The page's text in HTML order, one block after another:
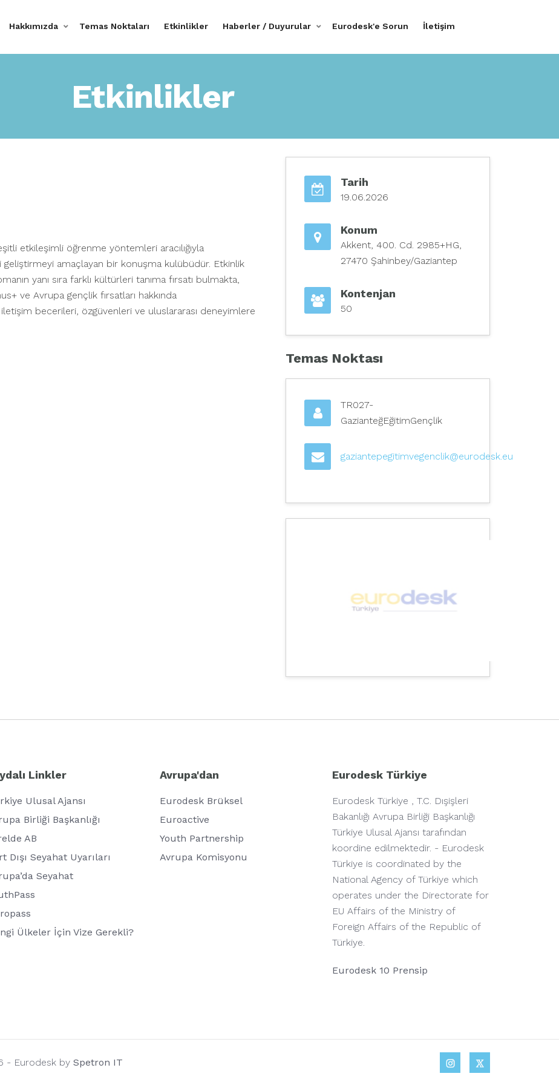
Hakkımızda Temas Noktaları Etkinlikler Haberler / Duyurular Eurodesk'e Sorun İletişim
Etkinlikler
etkileşimli öğrenme yöntemleri aracılığıyla
geliştirmeyi amaçlayan bir konuşma kulübüdür. Etkinlik
yanı sıra farklı kültürleri tanıma fırsatı bulmakta,
ve Avrupa gençlik fırsatları hakkında
iletişim becerileri, özgüvenleri ve uluslararası deneyimlere
Tarih
19.06.2026
Konum
Akkent, 400. Cd. 2985+HG,
27470 Şahinbey/Gaziantep
Kontenjan
50
Temas Noktası
TR027-
GazianteğEğitimGençlik
gaziantepegitimvegenclik@eurodesk.eu
Linkler
Ulusal Ajansı
Birliği Başkanlığı
AB
Dışı Seyahat Uyarıları
Seyahat
Ülkeler İçin Vize Gerekli?
Avrupa'dan
Eurodesk Brüksel
Euroactive
Youth Partnership
Avrupa Komisyonu
Eurodesk Türkiye
Eurodesk Türkiye , T.C. Dışişleri
Bakanlığı Avrupa Birliği Başkanlığı
Türkiye Ulusal Ajansı tarafından
koordine edilmektedir. - Eurodesk
Türkiye is coordinated by the
National Agency of Türkiye which
operates under the Directorate for
EU Affairs of the Ministry of
Foreign Affairs of the Republic of
Türkiye.
Eurodesk 10 Prensip
- Eurodesk by Spetron IT